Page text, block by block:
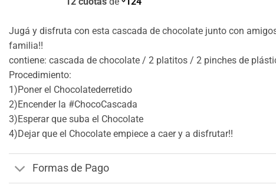
Jugá y disfruta con esta cascada de chocolate junto con
familia!!
contiene: cascada de chocolate / 2 platitos / 2 pinches de
Procedimiento:
1)Poner el Chocolatederretido
2)Encender la #ChocoCascada
3)Esperar que suba el Chocolate
4)Dejar que el Chocolate empiece a caer y a disfrutar!!
Formas de Pago